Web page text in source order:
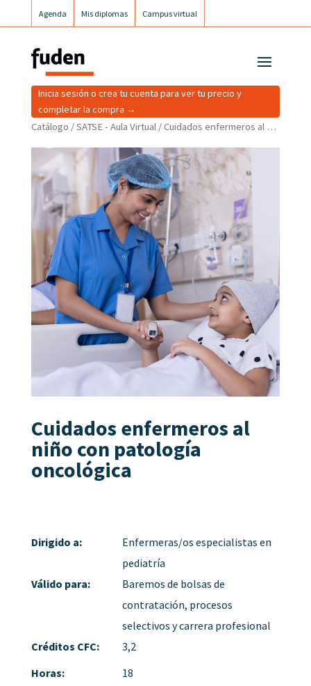
Agenda Mis diplomas Campus virtual
Catálogo /SATSE - Aula Virtual/ Cuidados enfermeros al niño con patología oncológica
Inicia sesión o crea tu cuenta para ver tu precio y
completar la compra →
Cuidados enfermeros al
niño con patología
oncológica
Dirigido a:
Enfermeras/os especialistas en
pediatría
Válido para:
Baremos de bolsas de
contratación, procesos
selectivos y carrera profesional
Créditos CFC:
3,2
Horas:
18